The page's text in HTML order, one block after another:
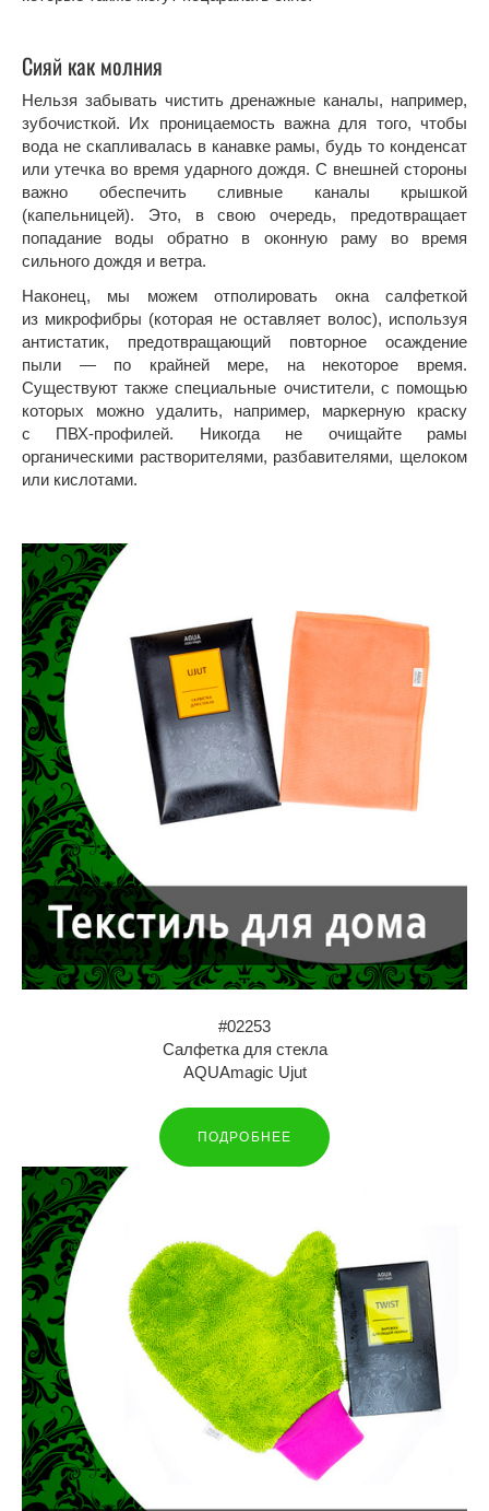
Сияй как молния
Нельзя забывать чистить дренажные каналы, например,
зубочисткой. Их проницаемость важна для того, чтобы
вода не скапливалась в канавке рамы, будь то конденсат
или утечка во время ударного дождя. С внешней стороны
важно обеспечить сливные каналы крышкой
(капельницей). Это, в свою очередь, предотвращает
попадание воды обратно в оконную раму во время
сильного дождя и ветра.
Наконец, мы можем отполировать окна салфеткой
из микрофибры (которая не оставляет волос), используя
антистатик, предотвращающий повторное осаждение
пыли — по крайней мере, на некоторое время.
Существуют также специальные очистители, с помощью
которых можно удалить, например, маркерную краску
с ПВХ-профилей. Никогда не очищайте рамы
органическими растворителями, разбавителями, щелоком
или кислотами.
#02253
Салфетка для стекла
AQUAmagic Ujut
ПОДРОБНЕЕ